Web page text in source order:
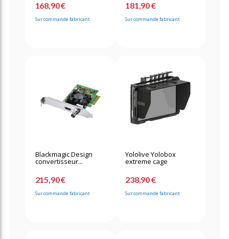
168,90 €
Sur commande fabricant
181,90 €
Sur commande fabricant
Blackmagic Design
convertisseur...
215,90 €
Sur commande fabricant
Yololive Yolobox
extreme cage
238,90 €
Sur commande fabricant